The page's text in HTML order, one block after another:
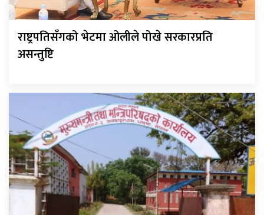
राष्ट्रपतिसँगको भेटमा ओलीले पोखे सरकारप्रति
असन्तुष्टि